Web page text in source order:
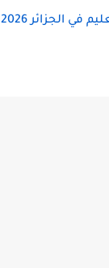
مدونة التربية والتعليم في الجزائر 2026